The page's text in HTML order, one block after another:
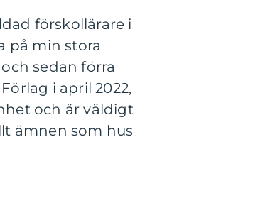
förskollärare i
på min stora
sedan förra
i april 2022,
och är väldigt
ämnen som hus